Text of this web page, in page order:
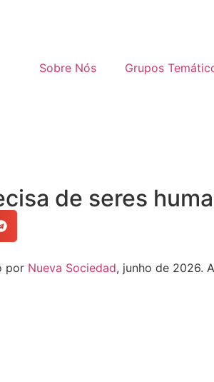
Sobre Nós Grupos
de seres
por Nueva Sociedad, junho de 2026.